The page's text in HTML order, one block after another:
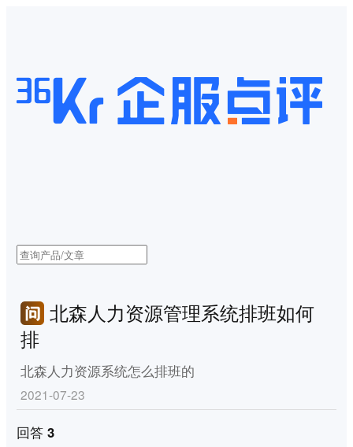
北森人力资源管理系统排班如何
排
北森人力资源系统怎么排班的
2021-07-23
回答 3